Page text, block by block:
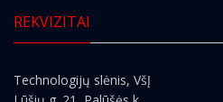
REKVIZITAI
Technologijų slėnis, VšĮ